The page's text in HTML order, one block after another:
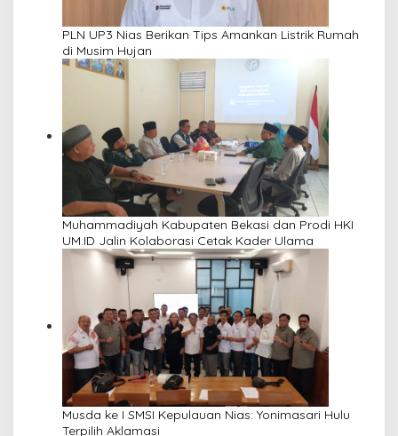
PLN UP3 Nias Berikan Tips Amankan Listrik Rumah
di Musim Hujan
Muhammadiyah Kabupaten Bekasi dan Prodi HKI
UM.ID Jalin Kolaborasi Cetak Kader Ulama
Musda ke I SMSI Kepulauan Nias: Yonimasari Hulu
Terpilih Aklamasi